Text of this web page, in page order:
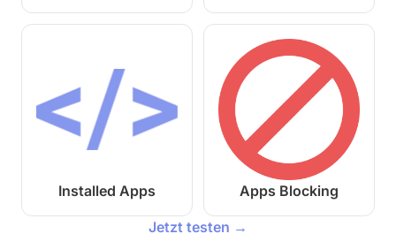
Installed Apps Apps Blocking
Jetzt testen →